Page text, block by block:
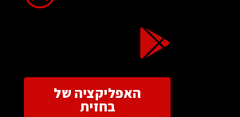
האפליקציה של
בחזית